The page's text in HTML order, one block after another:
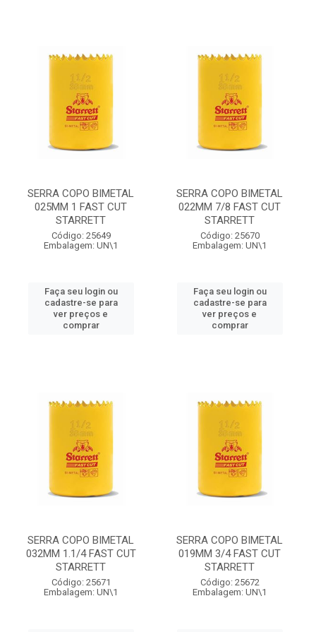
SERRA COPO BIMETAL
025MM 1 FAST CUT
STARRETT
Código: 25649
Embalagem: UN\1
Faça seu login ou
cadastre-se para
ver preços e
comprar
SERRA COPO BIMETAL
022MM 7/8 FAST CUT
STARRETT
Código: 25670
Embalagem: UN\1
Faça seu login ou
cadastre-se para
ver preços e
comprar
SERRA COPO BIMETAL
032MM 1.1/4 FAST CUT
STARRETT
Código: 25671
Embalagem: UN\1
SERRA COPO BIMETAL
019MM 3/4 FAST CUT
STARRETT
Código: 25672
Embalagem: UN\1